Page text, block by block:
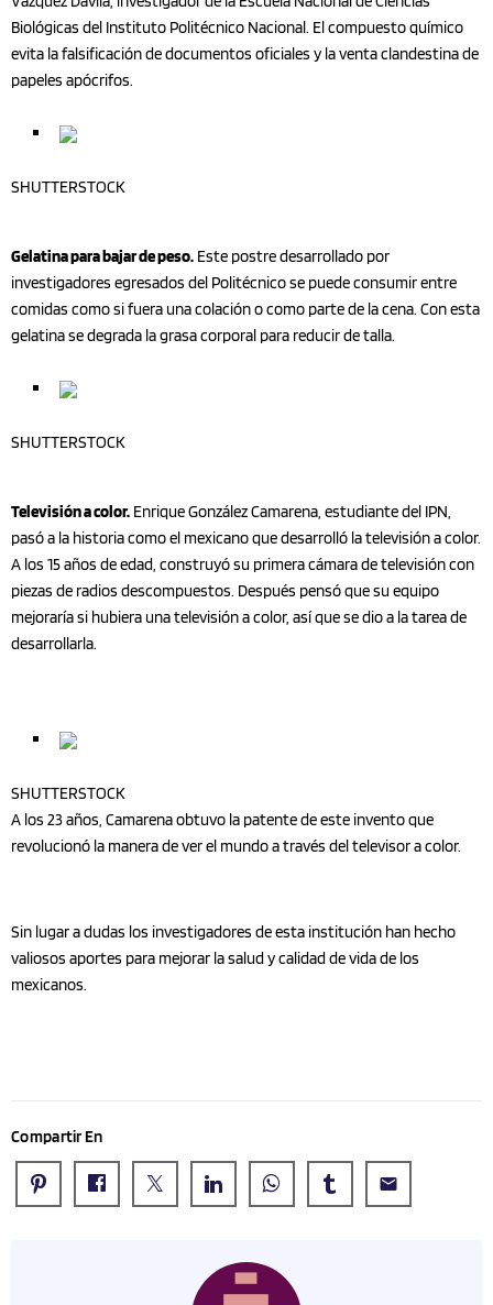
Biológicas del Instituto Politécnico Nacional. El compuesto químico
evita la falsificación de documentos oficiales y la venta clandestina de
papeles apócrifos.
SHUTTERSTOCK
Gelatina para bajar de peso. Este postre desarrollado por
investigadores egresados del Politécnico se puede consumir entre
comidas como si fuera una colación o como parte de la cena. Con esta
gelatina se degrada la grasa corporal para reducir de talla.
SHUTTERSTOCK
Televisión a color. Enrique González Camarena, estudiante del IPN,
pasó a la historia como el mexicano que desarrolló la televisión a color.
A los 15 años de edad, construyó su primera cámara de televisión con
piezas de radios descompuestos. Después pensó que su equipo
mejoraría si hubiera una televisión a color, así que se dio a la tarea de
desarrollarla.
SHUTTERSTOCK
A los 23 años, Camarena obtuvo la patente de este invento que
revolucionó la manera de ver el mundo a través del televisor a color.
Sin lugar a dudas los investigadores de esta institución han hecho
valiosos aportes para mejorar la salud y calidad de vida de los
mexicanos.
Compartir En
email